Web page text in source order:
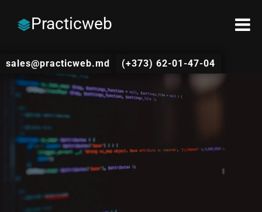
Practicweb
sales@practicweb.md (+373) 62-01-47-04